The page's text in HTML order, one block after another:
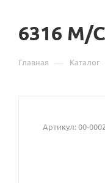
6316 M/
Главная — Каталог
Артикул:00-